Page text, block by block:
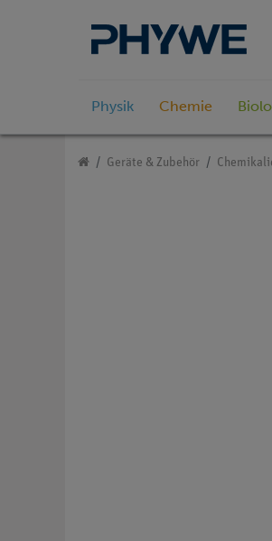
Physik Chemie
Geräte & Zubehör